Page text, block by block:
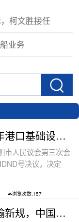
柯文胜接任
业务
胡志明市实施三年港口基础设施费全免政
市人民议会第三次会
号决议，决定
浏览次数:157
越南出台过境运输新规，中国货物中转通